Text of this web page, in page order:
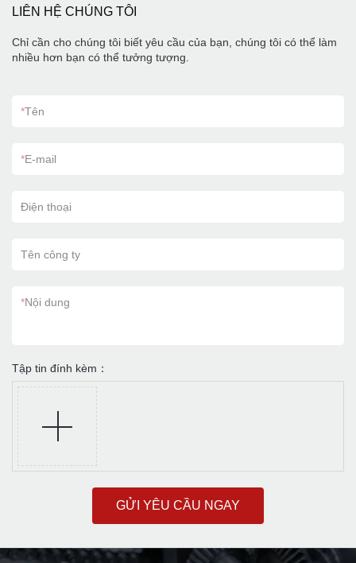
LIÊN HỆ CHÚNG TÔI
Chỉ cần cho chúng tôi biết yêu cầu của bạn, chúng tôi có thể làm
nhiều hơn bạn có thể tưởng tượng.
*Tên
*E-mail
Điện thoại
Tên công ty
*Nội dung
Tập tin đính kèm：
GỬI YÊU CẦU NGAY